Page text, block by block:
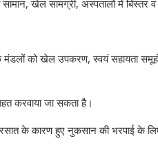
खेल सामग्री, अस्पतालों में बिस्तर
मंडलों को खेल उपकरण, स्वयं सहायता
करवाया जा सकता है।
के कारण हुए नुकसान की भरपाई के